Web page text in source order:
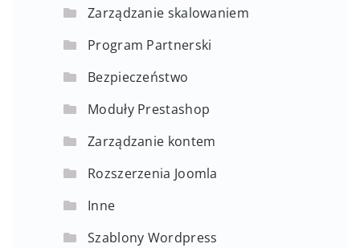
Zarządzanie skalowaniem
Program Partnerski
Bezpieczeństwo
Moduły Prestashop
Zarządzanie kontem
Rozszerzenia Joomla
Inne
Szablony Wordpress